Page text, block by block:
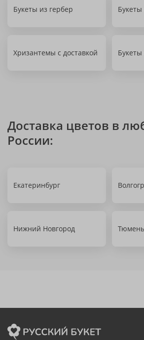
Букеты из гербер
Хризантемы с доставкой Букеты
Доставка цветов в
России:
Екатеринбург
Нижний Новгород Тюмень